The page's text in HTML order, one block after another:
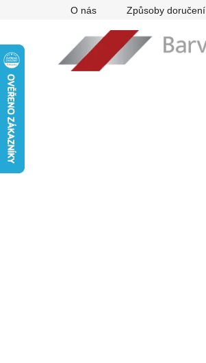
O nás Způsoby doručení